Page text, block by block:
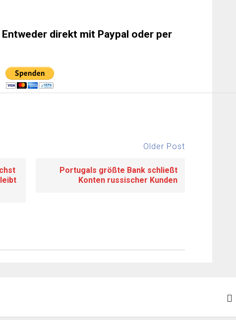
direkt mit Paypal oder per
Older Post
Portugals größte Bank schließt
Konten russischer Kunden